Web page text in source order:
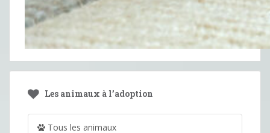
Les animaux à l’adoption
Tous les animaux